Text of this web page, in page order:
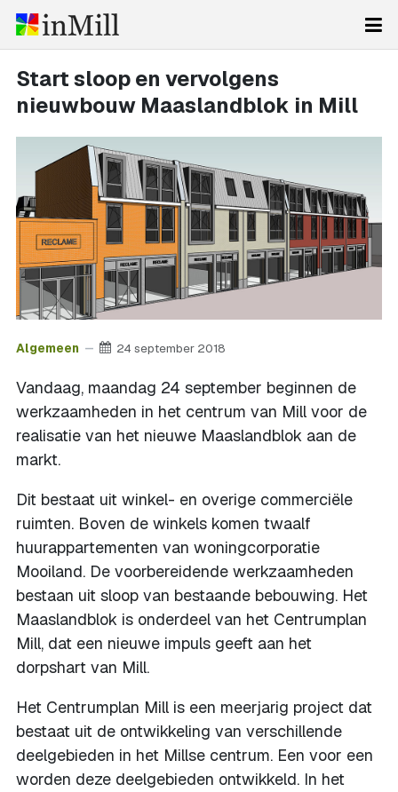
Start sloop en vervolgens
nieuwbouw Maaslandblok in Mill
Algemeen 24 september 2018
Vandaag, maandag 24 september beginnen de
werkzaamheden in het centrum van Mill voor de
realisatie van het nieuwe Maaslandblok aan de
markt.
Dit bestaat uit winkel- en overige commerciële
ruimten. Boven de winkels komen twaalf
huurappartementen van woningcorporatie
Mooiland. De voorbereidende werkzaamheden
bestaan uit sloop van bestaande bebouwing. Het
Maaslandblok is onderdeel van het Centrumplan
Mill, dat een nieuwe impuls geeft aan het
dorpshart van Mill.
Het Centrumplan Mill is een meerjarig project dat
bestaat uit de ontwikkeling van verschillende
deelgebieden in het Millse centrum. Een voor een
worden deze deelgebieden ontwikkeld. In het